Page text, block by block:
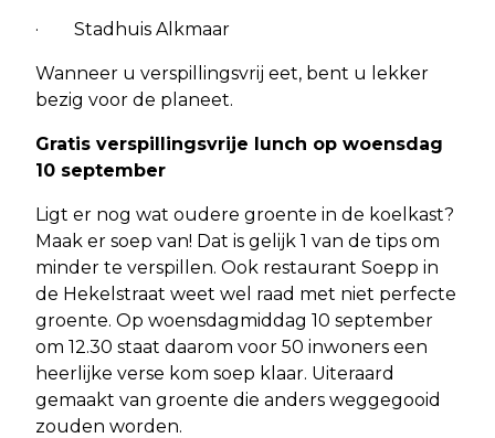
· Stadhuis Alkmaar
Wanneer u verspillingsvrij eet, bent u lekker
bezig voor de planeet.
Gratis verspillingsvrije lunch op woensdag
10 september
Ligt er nog wat oudere groente in de koelkast?
Maak er soep van! Dat is gelijk 1 van de tips om
minder te verspillen. Ook restaurant Soepp in
de Hekelstraat weet wel raad met niet perfecte
groente. Op woensdagmiddag 10 september
om 12.30 staat daarom voor 50 inwoners een
heerlijke verse kom soep klaar. Uiteraard
gemaakt van groente die anders weggegooid
zouden worden.